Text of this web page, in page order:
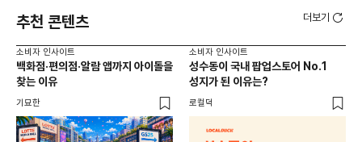
추천 콘텐츠 더보기
소비자 인사이트
백화점·편의점·알람 앱까지 아이돌을
찾는 이유
기묘한
소비자 인사이트
성수동이 국내 팝업스토어 No.1
성지가 된 이유는?
로컬덕